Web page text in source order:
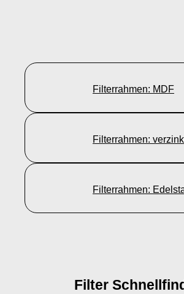
Filterrahmen: MDF
Filterrahmen:
Filterrahmen:
Filter